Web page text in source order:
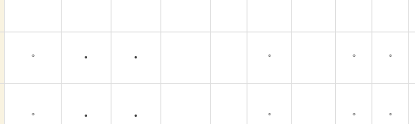
° • • ° ° °
° • • ° ° °